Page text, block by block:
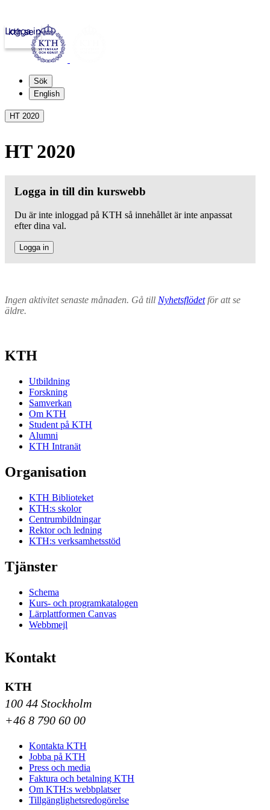
kth.se
Logga in
Sök
English
HT 2020
HT 2020
Logga in till din kurswebb
Du är inte inloggad på KTH så innehållet är inte anpassat
efter dina val.
Logga in
Ingen aktivitet senaste månaden. Gå till Nyhetsflödetför att se
äldre.
KTH
Utbildning
Forskning
Samverkan
Om KTH
Student på KTH
Alumni
KTH Intranät
Organisation
KTH Biblioteket
KTH:s skolor
Centrumbildningar
Rektor och ledning
KTH:s verksamhetsstöd
Tjänster
Schema
Kurs- och programkatalogen
Lärplattformen Canvas
Webbmejl
Kontakt
KTH
100 44 Stockholm
+46 8 790 60 00
Kontakta KTH
Jobba på KTH
Press och media
Faktura och betalning KTH
Om KTH:s webbplatser
Tillgänglighetsredogörelse